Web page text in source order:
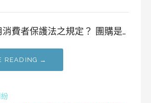
消費者保護法之規定？ 團購是…
READING →